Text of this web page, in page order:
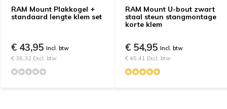
RAM Mount Plakkogel +
standaard lengte klem set
€ 43,95 Incl. btw
€ 36,32 Excl. btw
RAM Mount U-bout zwart
staal steun stangmontage
korte klem
€ 54,95 Incl. btw
€ 45,41 Excl. btw